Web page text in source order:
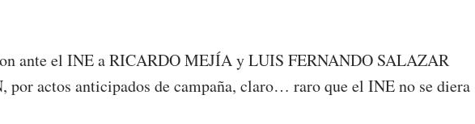
ante el INE a RICARDO MEJÍA y LUIS FERNANDO SALAZAR
por actos anticipados de campaña, claro… raro que el INE no se diera